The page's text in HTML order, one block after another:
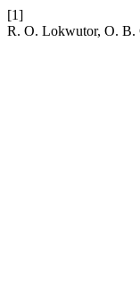
[1]
R. O. Lokwutor, O. B.